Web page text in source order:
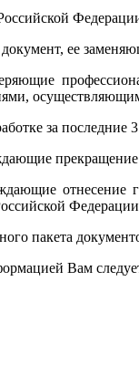
ее
за
прекращение
отнесение
пакета
Вам